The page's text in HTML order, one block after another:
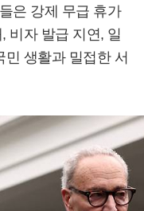
은 강제 무급 휴가
비자 발급 지연, 일
생활과 밀접한 서